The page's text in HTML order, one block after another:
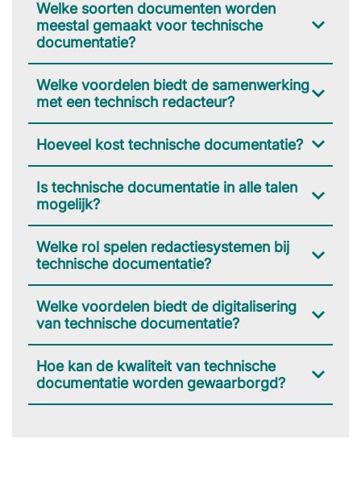
Welke soorten documenten worden
meestal gemaakt voor technische
documentatie?
Welke voordelen biedt de samenwerking
met een technisch redacteur?
Hoeveel kost technische documentatie?
Is technische documentatie in alle talen
mogelijk?
Welke rol spelen redactiesystemen bij
technische documentatie?
Welke voordelen biedt de digitalisering
van technische documentatie?
Hoe kan de kwaliteit van technische
documentatie worden gewaarborgd?